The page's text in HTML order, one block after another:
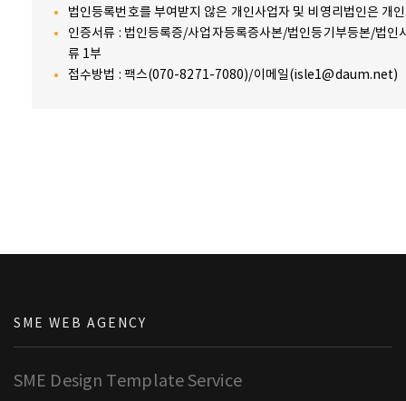
법인등록번호를 부여받지 않은 개인사업자 및 비영리법인은 개
인증서류 : 법인등록증/사업자등록증사본/법인등기부등본/법인
류 1부
접수방법 : 팩스(070-8271-7080)/이메일(isle1@daum.net)
SME WEB AGENCY
SME Design Template Service